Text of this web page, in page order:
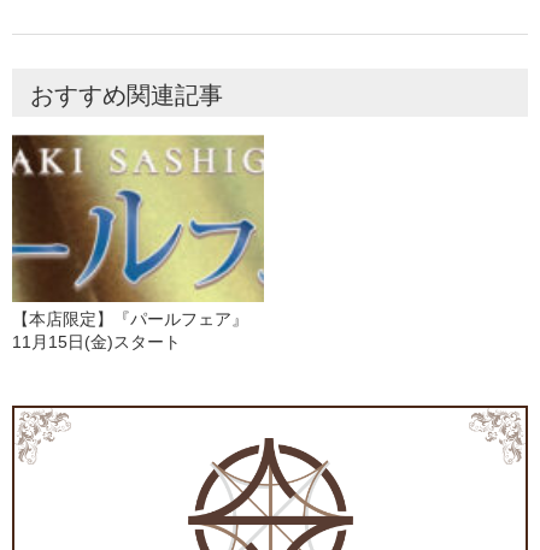
おすすめ関連記事
【本店限定】『パールフェア』
11月15日(金)スタート